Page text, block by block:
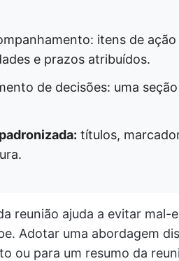
itens de
e prazos atribuídos.
de decisões: uma
títulos,
reunião ajuda a evitar mal-
Adotar uma abordagem
ou para um resumo da